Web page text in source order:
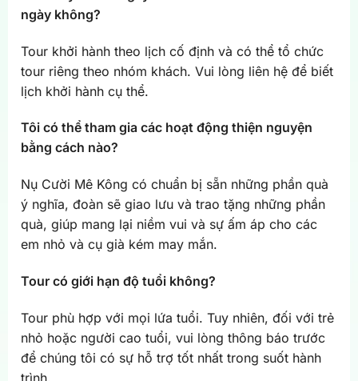
ngày không?
Tour khởi hành theo lịch cố định và có thể tổ chức
tour riêng theo nhóm khách. Vui lòng liên hệ để biết
lịch khởi hành cụ thể.
Tôi có thể tham gia các hoạt động thiện nguyện
bằng cách nào?
Nụ Cười Mê Kông có chuẩn bị sẵn những phần quà
ý nghĩa, đoàn sẽ giao lưu và trao tặng những phần
quà, giúp mang lại niềm vui và sự ấm áp cho các
em nhỏ và cụ già kém may mắn.
Tour có giới hạn độ tuổi không?
Tour phù hợp với mọi lứa tuổi. Tuy nhiên, đối với trẻ
nhỏ hoặc người cao tuổi, vui lòng thông báo trước
để chúng tôi có sự hỗ trợ tốt nhất trong suốt hành
trình.